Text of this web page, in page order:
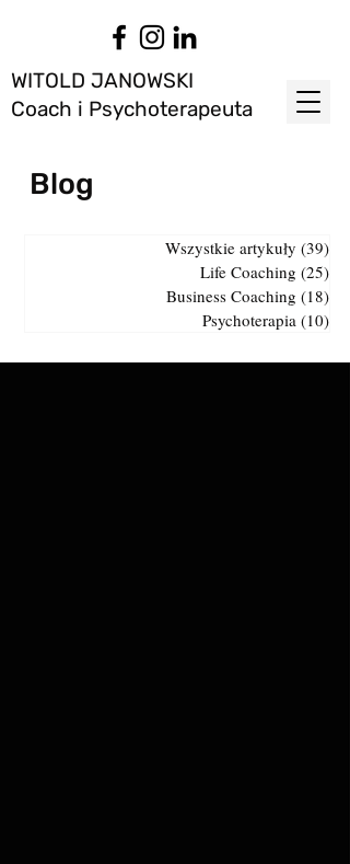
WITOLD JANOWSKI
Coach i Psychoterapeuta
Blog
Wszystkie artykuły (39)
Life Coaching (25)
Business Coaching (18)
Psychoterapia (10)